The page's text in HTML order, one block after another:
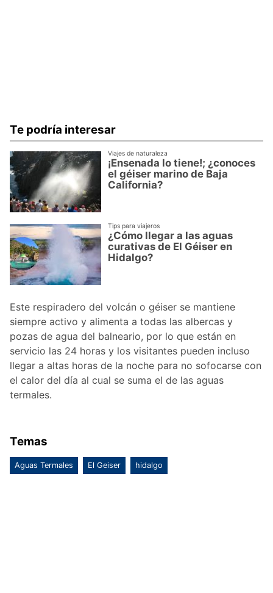
Te podría interesar
Viajes de naturaleza
¡Ensenada lo tiene!; ¿conoces
el géiser marino de Baja
California?
Tips para viajeros
¿Cómo llegar a las aguas
curativas de El Géiser en
Hidalgo?
Este respiradero del volcán o géiser se mantiene
siempre activo y alimenta a todas las albercas y
pozas de agua del balneario, por lo que están en
servicio las 24 horas y los visitantes pueden incluso
llegar a altas horas de la noche para no sofocarse con
el calor del día al cual se suma el de las aguas
termales.
Temas
Aguas Termales El Geiser hidalgo